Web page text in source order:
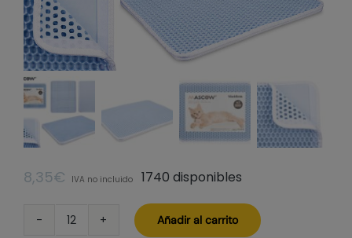
8,35€ IVA no incluido 1740 disponibles
Felpudo
Añadir al carrito